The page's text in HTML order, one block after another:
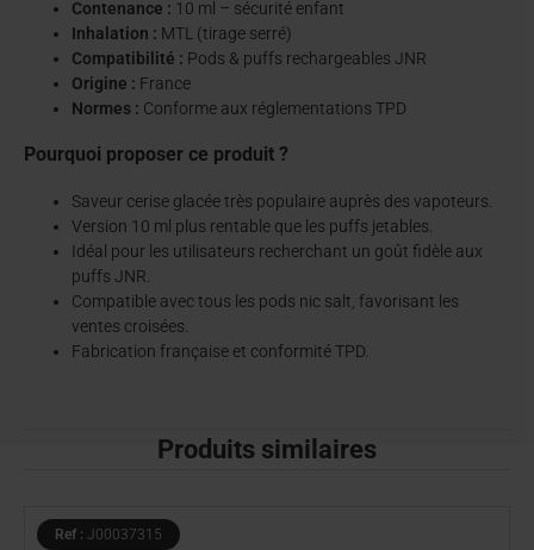
Contenance : 10 ml – sécurité enfant
Inhalation : MTL (tirage serré)
Compatibilité : Pods & puffs rechargeables JNR
Origine : France
Normes : Conforme aux réglementations TPD
Pourquoi proposer ce produit ?
Saveur cerise glacée très populaire auprès des vapoteurs.
Version 10 ml plus rentable que les puffs jetables.
Idéal pour les utilisateurs recherchant un goût fidèle aux
puffs JNR.
Compatible avec tous les pods nic salt, favorisant les
ventes croisées.
Fabrication française et conformité TPD.
Produits similaires
Ref : J00037315